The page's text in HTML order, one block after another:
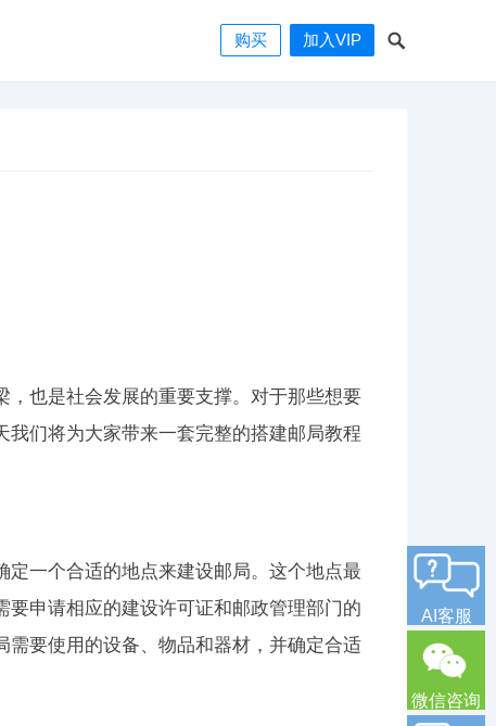
购买 加入VIP
也是社会发展的重要支撑。对于那些想要
们将为大家带来一套完整的搭建邮局教程
一个合适的地点来建设邮局。这个地点最
申请相应的建设许可证和邮政管理部门的
要使用的设备、物品和器材，并确定合适
AI客服
微信咨询